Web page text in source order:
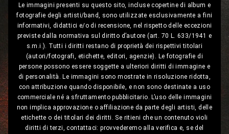
Le immagini presenti su questo sito, incluse copertine di album e
fotografie degli artisti/band, sono utilizzate esclusivamente a fini
informativi, didattici e/o di recensione, nel rispetto delle eccezioni
previste dalla normativa sul diritto d’autore (art. 70 L. 633/1941 e
s.m.i.). Tutti i diritti restano di proprietà dei rispettivi titolari
(autori/fotografi, etichette, editori, agenzie). Le fotografie di
persone possono essere soggette a ulteriori diritti di immagine e
di personalità. Le immagini sono mostrate in risoluzione ridotta,
con attribuzione quando disponibile, e non sono destinate a uso
commerciale né a sfruttamento pubblicitario. L’uso delle immagini
non implica approvazione o affiliazione da parte degli artisti, delle
etichette o dei titolari dei diritti. Se ritieni che un contenuto violi
diritti di terzi, contattaci: provvederemo alla verifica e, se del